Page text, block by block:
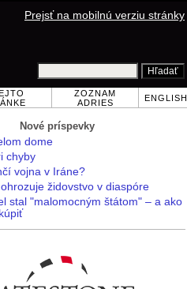
Prejsť na mobilnú verziu stránky
ZOZNAM
ADRIES
ENGLISH
Nové príspevky
dome
chyby
vojna v Iráne?
židovstvo v diaspóre
stal "malomocným štátom" – a ako